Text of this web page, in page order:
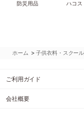
防災用品 ハコス
ホーム >子供衣料・スクー
ご利用ガイド
会社概要